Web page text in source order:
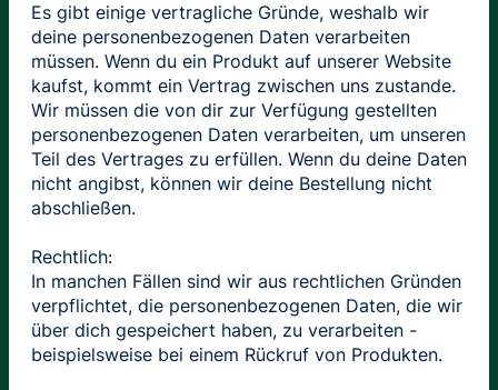
Es gibt einige vertragliche Gründe, weshalb wir
deine personenbezogenen Daten verarbeiten
müssen. Wenn du ein Produkt auf unserer Website
kaufst, kommt ein Vertrag zwischen uns zustande.
Wir müssen die von dir zur Verfügung gestellten
personenbezogenen Daten verarbeiten, um unseren
Teil des Vertrages zu erfüllen. Wenn du deine Daten
nicht angibst, können wir deine Bestellung nicht
abschließen.
Rechtlich:
In manchen Fällen sind wir aus rechtlichen Gründen
verpflichtet, die personenbezogenen Daten, die wir
über dich gespeichert haben, zu verarbeiten -
beispielsweise bei einem Rückruf von Produkten.